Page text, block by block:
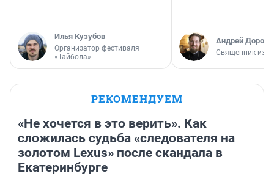
Илья Кузубов
Организатор фестиваля
«Тайбола»
Андрей
Священник из
РЕКОМЕНДУЕМ
«Не хочется в это верить». Как
сложилась судьба «следователя на
золотом Lexus» после скандала в
Екатеринбурге